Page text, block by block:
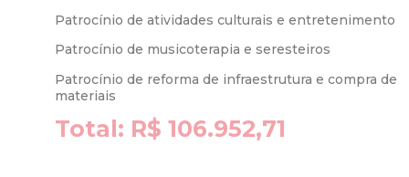
Patrocínio de atividades culturais e entretenimento
Patrocínio de musicoterapia e seresteiros
Patrocínio de reforma de infraestrutura e compra de
materiais
Total: R$ 106.952,71